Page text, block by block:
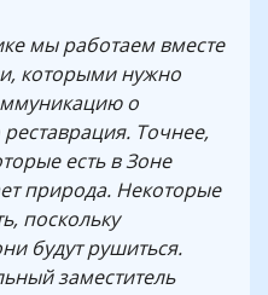
мы работаем вместе
которыми нужно
о
Точнее,
есть в Зоне
природа. Некоторые
поскольку
будут рушиться.
заместитель